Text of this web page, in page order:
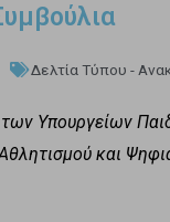
Δελτία Τύπου -
Υπουργείων
και